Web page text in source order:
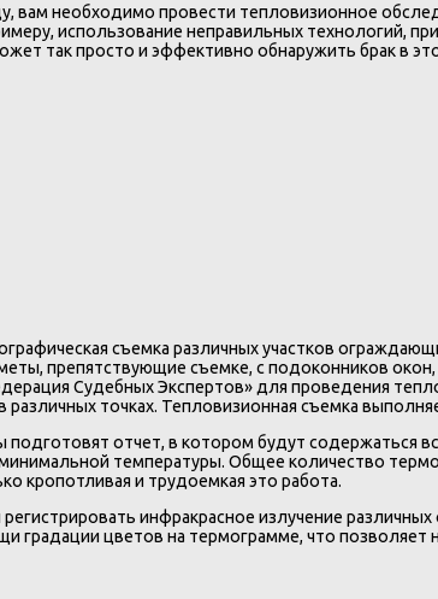
вам необходимо провести тепловизионное
использование неправильных технологий,
так просто и эффективно обнаружить брак в
съемка различных участков
препятствующие съемке, с подоконников окон,
Судебных Экспертов» для проведения
точках. Тепловизионная съемка
отчет, в котором будут
температуры. Общее количество
кропотливая и трудоемкая это работа.
инфракрасное излучение
градации цветов на термограмме, что